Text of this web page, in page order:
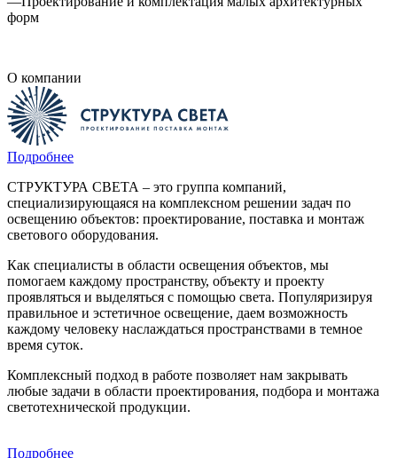
форм
О компании
Подробнее
СТРУКТУРА СВЕТА – это группа компаний,
специализирующаяся на комплексном решении задач по
освещению объектов: проектирование, поставка и монтаж
светового оборудования.
Как специалисты в области освещения объектов, мы
помогаем каждому пространству, объекту и проекту
проявляться и выделяться с помощью света. Популяризируя
правильное и эстетичное освещение, даем возможность
каждому человеку наслаждаться пространствами в темное
время суток.
Комплексный подход в работе позволяет нам закрывать
любые задачи в области проектирования, подбора и монтажа
светотехнической продукции.
Подробнее